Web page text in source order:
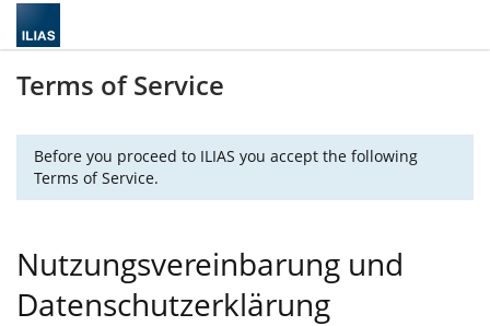
Terms of Service
Before you proceed to ILIAS you accept the following
Terms of Service.
Nutzungsvereinbarung und
Datenschutzerklärung